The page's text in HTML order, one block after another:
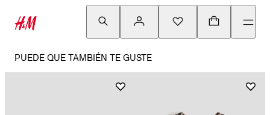
PUEDE QUE TAMBIÉN TE GUSTE